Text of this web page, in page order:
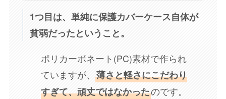
1つ目は、単純に保護カバーケース自体が
貧弱だったということ。
ポリカーボネート(PC)素材で作られ
ていますが、 薄さと軽さにこだわり
すぎて、頑丈ではなかったのです。